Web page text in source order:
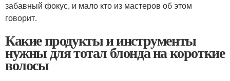
забавный фокус, и мало кто из мастеров об этом
говорит.
Какие продукты и инструменты
нужны для тотал блонда на короткие
волосы